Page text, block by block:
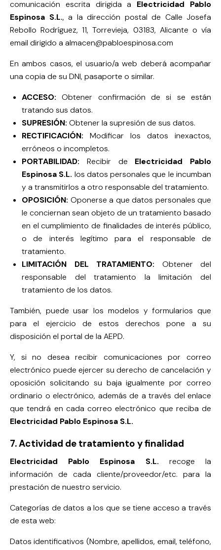
comunicación escrita dirigida a Electricidad Pablo
Espinosa S.L., a la dirección postal de Calle Josefa
Rebollo Rodríguez, 11, Torrevieja, 03183, Alicante o vía
email dirigido a almacen@pabloespinosa.com
En ambos casos, el usuario/a web deberá acompañar
una copia de su DNI, pasaporte o similar.
ACCESO: Obtener confirmación de si se están
tratando sus datos.
SUPRESIÓN: Obtener la supresión de sus datos.
RECTIFICACIÓN: Modificar los datos inexactos,
erróneos o incompletos.
PORTABILIDAD: Recibir de Electricidad Pablo
Espinosa S.L. los datos personales que le incumban
y a transmitirlos a otro responsable del tratamiento.
OPOSICIÓN: Oponerse a que datos personales que
le conciernan sean objeto de un tratamiento basado
en el cumplimiento de finalidades de interés público,
o de interés legítimo para el responsable de
tratamiento.
LIMITACIÓN DEL TRATAMIENTO: Obtener del
responsable del tratamiento la limitación del
tratamiento de los datos.
También, puede usar los modelos y formularios que
para el ejercicio de estos derechos pone a su
disposición el portal de la AEPD.
Y, si no desea recibir comunicaciones por correo
electrónico puede ejercer su derecho de cancelación y
oposición solicitando su baja igualmente por correo
ordinario o electrónico, además de a través del enlace
que tendrá en cada correo electrónico que reciba de
Electricidad Pablo Espinosa S.L.
7. Actividad de tratamiento y finalidad
Electricidad Pablo Espinosa S.L. recoge la
información de cada cliente/proveedor/etc. para la
prestación de nuestro servicio.
Categorías de datos a los que se tiene acceso a través
de esta web:
Datos identificativos (Nombre, apellidos, email, teléfono,